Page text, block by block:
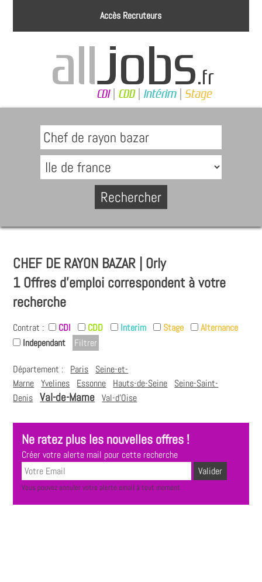
Accès Recruteurs
CHEF DE RAYON BAZAR | Orly
1 Offres d'emploi correspondent à votre
recherche
Contrat : CDI CDD Interim Stage
Alternance
Independant
Département : Paris
Seine-et-
Marne Yvelines Essonne Hauts-de-Seine
Seine-Saint-
Denis Val-de-Marne Val-d'Oise
Ne ratez plus les nouvelles offres !
Créer votre alerte mail pour cette recherche
Vous pouvez annuler votre alerte email à tout moment.